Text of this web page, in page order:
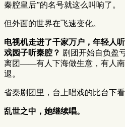
秦腔皇后”的名号就这么叫响了。
但外面的世界在飞速变化。
电视机走进了千家万户，年轻人
戏园子听秦腔？ 剧团开始自负盈
离团——有人下海做生意，有人
退。
省秦剧团里，台上唱戏的比台下看
乱世之中，她继续唱。